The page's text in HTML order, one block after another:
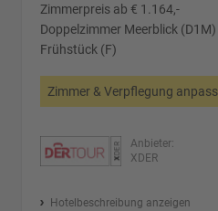
Zimmerpreis ab € 1.164,-
Doppelzimmer Meerblick (D1M)
Frühstück (F)
Zimmer & Verpflegung
Anbieter:
XDER
Hotelbeschreibung anzeigen